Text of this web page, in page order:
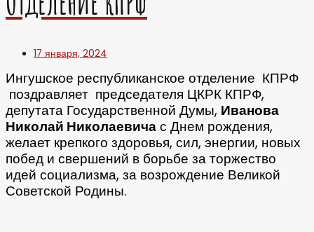
17 января, 2024
Ингушское республиканское отделение КПРФ
поздравляет председателя ЦКРК КПРФ,
депутата Государственной Думы, Иванова
Николай Николаевичас Днем рождения,
желает крепкого здоровья, сил, энергии, новых
побед и свершений в борьбе за торжество
идей социализма, за возрождение Великой
Советской Родины.